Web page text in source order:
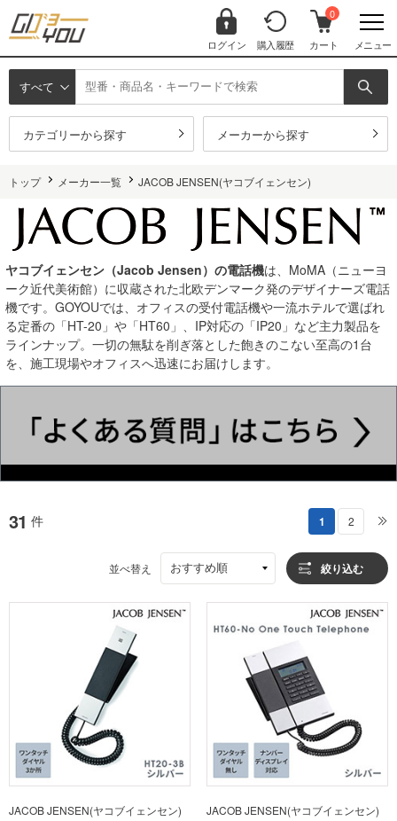
ログイン 購入履歴
0
カート メニュー
すべて
カテゴリーから探す メーカーから探す
トップ メーカー一覧 JACOB JENSEN(ヤコブイェンセン)
ヤコブイェンセン（Jacob Jensen）の電話機は、MoMA（ニューヨ
ーク近代美術館）に収蔵された北欧デンマーク発のデザイナーズ電話
機です。GOYOUでは、オフィスの受付電話機や一流ホテルで選ばれ
る定番の「HT-20」や「HT60」、IP対応の「IP20」など主力製品を
ラインナップ。一切の無駄を削ぎ落とした飽きのこない至高の1台
を、施工現場やオフィスへ迅速にお届けします。
31 件 1 2
並べ替え おすすめ順 絞り込む
JACOB JENSEN(ヤコブイェンセン) JACOB JENSEN(ヤコブイェンセン)